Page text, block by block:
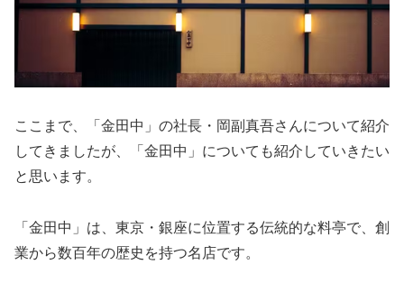
ここまで、「金田中」の社長・岡副真吾さんについて紹介
してきましたが、「金田中」についても紹介していきたい
と思います。
「金田中」は、東京・銀座に位置する伝統的な料亭で、創
業から数百年の歴史を持つ名店です。